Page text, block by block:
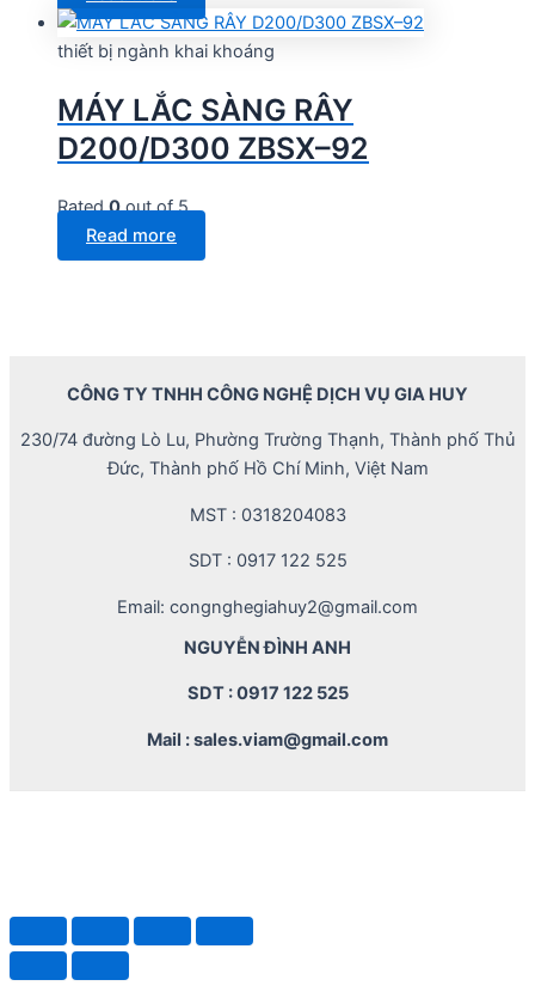
thiết bị ngành khai khoáng
MÁY LẮC SÀNG RÂY
D200/D300 ZBSX–92
Rated0out of 5
Read more
CÔNG TY TNHH CÔNG NGHỆ DỊCH VỤ GIA HUY
230/74 đường Lò Lu, Phường Trường Thạnh, Thành phố Thủ
Đức, Thành phố Hồ Chí Minh, Việt Nam
MST : 0318204083
SDT : 0917 122 525
Email: congnghegiahuy2@gmail.com
NGUYỄN ĐÌNH ANH
SDT : 0917 122 525
Mail : sales.viam@gmail.com